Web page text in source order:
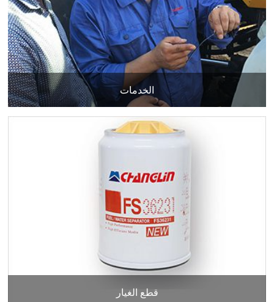
الخدمات
قطع الغيار